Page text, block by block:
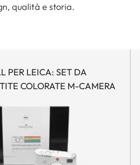
qualità e storia.
PER LEICA: SET DA
COLORATE M-CAMERA